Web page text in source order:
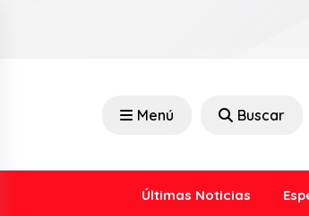
Menú Buscar
Últimas Noticias